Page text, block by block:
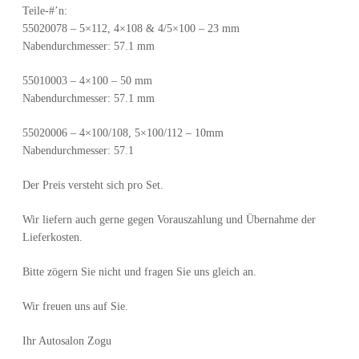
Teile-#’n:
55020078 – 5×112, 4×108 & 4/5×100 – 23 mm
Nabendurchmesser: 57.1 mm
55010003 – 4×100 – 50 mm
Nabendurchmesser: 57.1 mm
55020006 – 4×100/108, 5×100/112 – 10mm
Nabendurchmesser: 57.1
Der Preis versteht sich pro Set.
Wir liefern auch gerne gegen Vorauszahlung und Übernahme der
Lieferkosten.
Bitte zögern Sie nicht und fragen Sie uns gleich an.
Wir freuen uns auf Sie.
Ihr Autosalon Zogu